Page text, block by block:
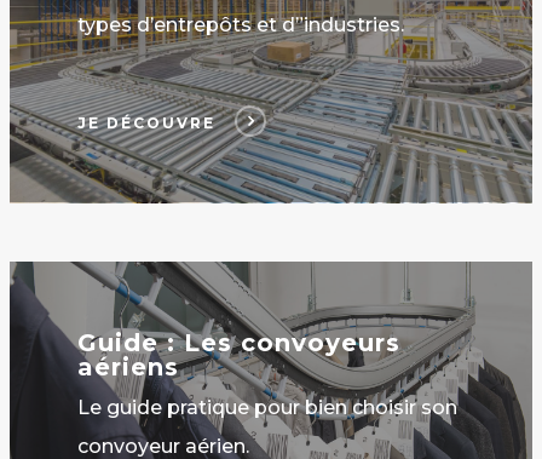
types d’entrepôts et d”industries.
JE DÉCOUVRE
Guide : Les convoyeurs
aériens
Le guide pratique pour bien choisir son
convoyeur aérien.
Je
découvre